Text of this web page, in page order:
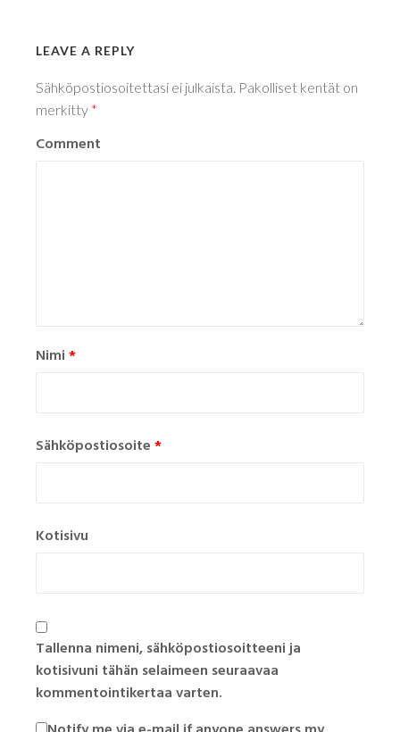
LEAVE A REPLY
Sähköpostiosoitettasi ei julkaista. Pakolliset kentät on
merkitty *
Comment
Nimi*
Sähköpostiosoite*
Kotisivu
Tallenna nimeni, sähköpostiosoitteeni ja
kotisivuni tähän selaimeen seuraavaa
kommentointikertaa varten.